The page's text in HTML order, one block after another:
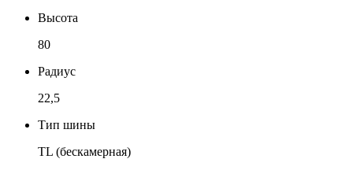
Высота
80
Радиус
22,5
Тип шины
TL (бескамерная)